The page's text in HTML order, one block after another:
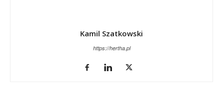
Kamil Szatkowski
https://hertha.pl